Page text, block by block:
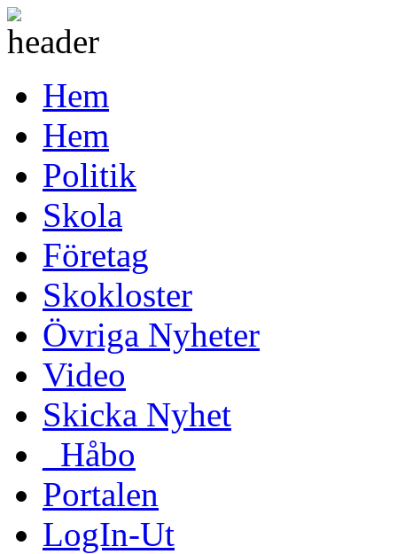
Hem
Hem
Politik
Skola
Företag
Skokloster
Övriga Nyheter
Video
Skicka Nyhet
_Håbo
Portalen
LogIn-Ut